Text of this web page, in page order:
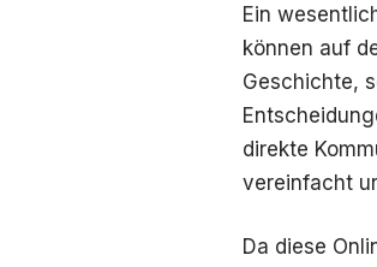
Ein
können auf
Geschichte,
direkte
vereinfacht
Da diese